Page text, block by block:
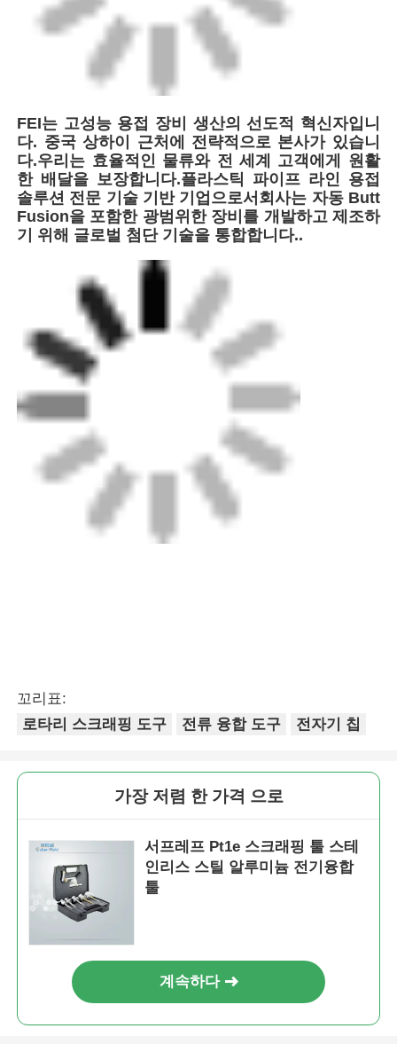
FEI는 고성능 용접 장비 생산의 선도적 혁신자입니
다. 중국 상하이 근처에 전략적으로 본사가 있습니
다.우리는 효율적인 물류와 전 세계 고객에게 원활
한 배달을 보장합니다.플라스틱 파이프 라인 용접
솔루션 전문 기술 기반 기업으로서회사는 자동 Butt
기 위해 글로벌 첨단 기술을 통합합니다..
서프레프 Pt1e 스크래핑 툴 스테
툴
계속하다
추천된 제품